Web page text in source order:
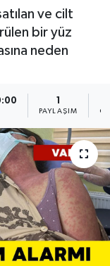
ve cilt
bir yüz
neden
1
PAYLAŞIM